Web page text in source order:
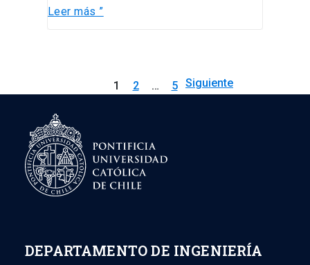
Leer más ”
1 2 … 5
Siguiente
→
DEPARTAMENTO DE INGENIERÍA